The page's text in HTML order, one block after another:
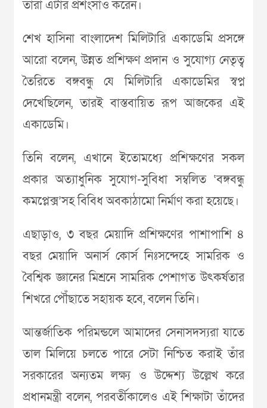
তারা এটার প্রশংসাও করেন।
শেখ হাসিনা বাংলাদেশ মিলিটারি একাডেমি প্রসঙ্গে
আরো বলেন, উন্নত প্রশিক্ষণ প্রদান ও সুযোগ্য নেতৃত্ব
তৈরিতে বঙ্গবন্ধু যে মিলিটারি একাডেমির স্বপ্ন
দেখেছিলেন, তারই বাস্তবায়িত রূপ আজকের এই
একাডেমি।
তিনি বলেন, এখানে ইতোমধ্যে প্রশিক্ষণের সকল
প্রকার অত্যাধুনিক সুযোগ-সুবিধা সম্বলিত ‘বঙ্গবন্ধু
কমপ্লেক্স’সহ বিবিধ অবকাঠামো নির্মাণ করা হয়েছে।
এছাড়াও, ৩ বছর মেয়াদি প্রশিক্ষণের পাশাপাশি ৪
বছর মেয়াদি অনার্স কোর্স নিঃসন্দেহে সামরিক ও
বৈশ্বিক জ্ঞানের মিশ্রনে সামরিক পেশাগত উৎকর্ষতার
শিখরে পৌঁছাতে সহায়ক হবে, বলেন তিনি।
আন্তর্জাতিক পরিমন্ডলে আমাদের সেনাসদস্যরা যাতে
তাল মিলিয়ে চলতে পারে সেটা নিশ্চিত করাই তাঁর
সরকারের অন্যতম লক্ষ্য ও উদ্দেশ্য উল্লেখ করে
প্রধানমন্ত্রী বলেন, পরবর্তীকালেও এই শিক্ষাটা তাঁদের